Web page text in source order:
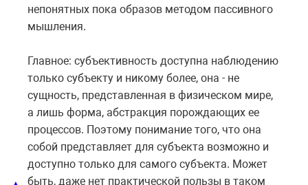
непонятных пока образов методом пассивного
мышления.
Главное: cубъективность доступна наблюдению
только субъекту и никому более, она - не
сущность, представленная в физическом мире,
а лишь форма, абстракция порождающих ее
процессов. Поэтому понимание того, что она
собой представляет для субъекта возможно и
доступно только для самого субъекта. Может
быть, даже нет практической пользы в таком